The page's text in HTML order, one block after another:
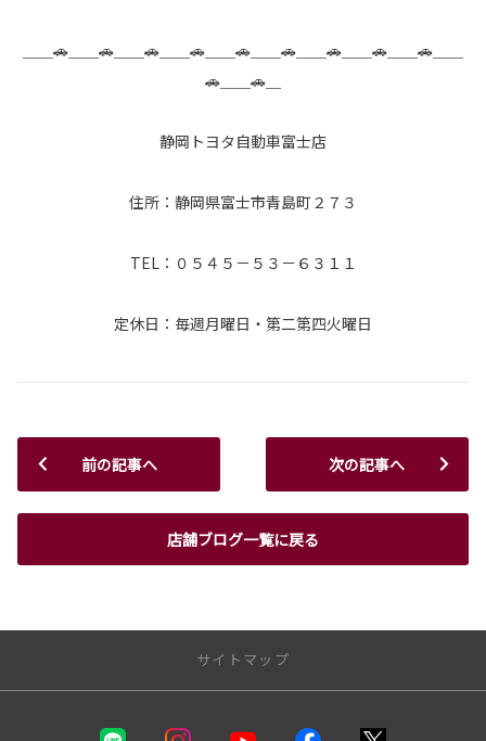
＿＿🚗＿＿🚗＿＿🚗＿＿🚗＿＿🚗＿＿🚗＿＿🚗＿＿🚗＿＿🚗＿＿
🚗＿＿🚗＿
静岡トヨタ自動車富士店
住所：静岡県富士市青島町２７３
TEL：０５４５－５３－６３１１
定休日：毎週月曜日・第二第四火曜日
前の記事へ
店舗ブログ一覧に戻る
次の記事へ
サイトマップ